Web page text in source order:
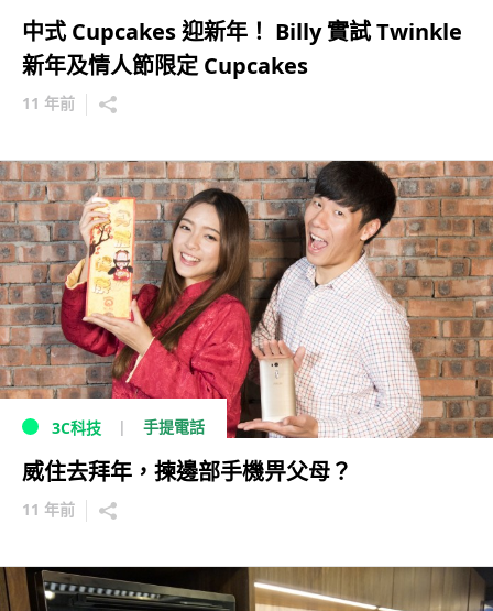
中式 Cupcakes 迎新年！ Billy 實試 Twinkle
新年及情人節限定 Cupcakes
11 年前
3C科技 手提電話
威住去拜年，揀邊部手機畀父母？
11 年前